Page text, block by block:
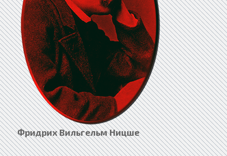
Фридрих Вильгельм Ницше